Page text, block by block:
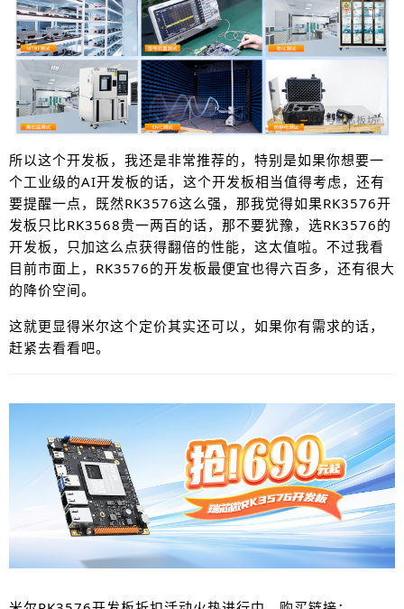
所以这个开发板，我还是非常推荐的，特别是如果你想要一
个工业级的AI开发板的话，这个开发板相当值得考虑，还有
要提醒一点，既然RK3576这么强，那我觉得如果RK3576开
发板只比RK3568贵一两百的话，那不要犹豫，选RK3576的
开发板，只加这么点获得翻倍的性能，这太值啦。不过我看
目前市面上，RK3576的开发板最便宜也得六百多，还有很大
的降价空间。
这就更显得米尔这个定价其实还可以，如果你有需求的话，
赶紧去看看吧。